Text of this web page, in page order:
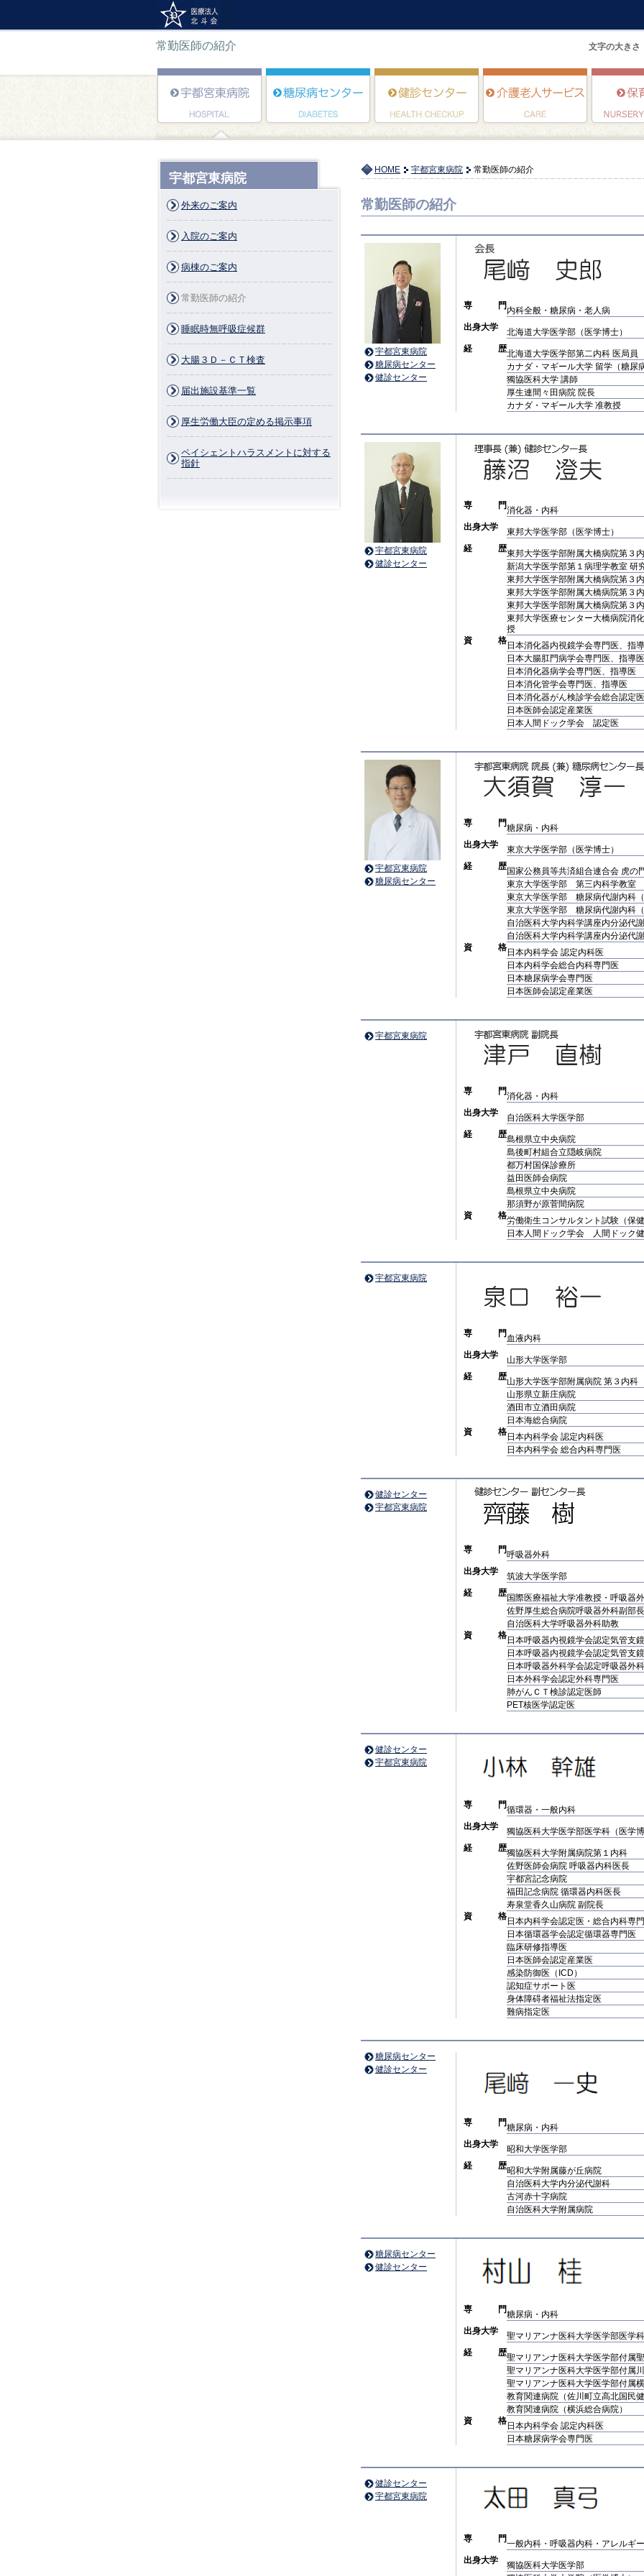
常勤医師の紹介 文字の大きさ
HOME 宇都宮東病院 常勤医師の紹介
常勤医師の紹介
宇都宮東病院
糖尿病センター
健診センター
専 門 内科全般・糖尿病・老人病
出身大学 北海道大学医学部（医学博士）
経 歴北海道大学医学部第二内科 医局員
カナダ・マギール大学 留学（糖尿
獨協医科大学 講師
厚生連間々田病院 院長
カナダ・マギール大学 准教授
宇都宮東病院
健診センター
専 門消化器・内科
出身大学 東邦大学医学部（医学博士）
経 歴東邦大学医学部附属大橋病院第３
新潟大学医学部第１病理学教室 研
東邦大学医学部附属大橋病院第３
東邦大学医学部附属大橋病院第３
東邦大学医学部附属大橋病院第３
東邦大学医療センター大橋病院消
授
資 格日本消化器内視鏡学会専門医、指
日本大腸肛門病学会専門医、指導医
日本消化器病学会専門医、指導医
日本消化管学会専門医、指導医
日本消化器がん検診学会総合認定
日本医師会認定産業医
日本人間ドック学会 認定医
宇都宮東病院
糖尿病センター
専 門糖尿病・内科
出身大学 東京大学医学部（医学博士）
経 歴国家公務員等共済組合連合会 虎の
東京大学医学部 第三内科学教室
東京大学医学部 糖尿病代謝内科（
東京大学医学部 糖尿病代謝内科（
自治医科大学内科学講座内分泌代
自治医科大学内科学講座内分泌代
資 格日本内科学会 認定内科医
日本内科学会総合内科専門医
日本糖尿病学会専門医
日本医師会認定産業医
宇都宮東病院
専 門消化器・内科
出身大学 自治医科大学医学部
経 歴島根県立中央病院
島後町村組合立隠岐病院
都万村国保診療所
益田医師会病院
島根県立中央病院
那須野が原菅間病院
資 格労働衛生コンサルタント試験（保健
日本人間ドック学会 人間ドック
宇都宮東病院
専 門 血液内科
出身大学 山形大学医学部
経 歴山形大学医学部附属病院 第３内科
山形県立新庄病院
酒田市立酒田病院
日本海総合病院
資 格日本内科学会 認定内科医
日本内科学会 総合内科専門医
健診センター
宇都宮東病院
専 門呼吸器外科
出身大学 筑波大学医学部
経 歴国際医療福祉大学准教授・呼吸器
佐野厚生総合病院呼吸器外科副部長
自治医科大学呼吸器外科助教
資 格日本呼吸器内視鏡学会認定気管支
日本呼吸器内視鏡学会認定気管支
日本呼吸器外科学会認定呼吸器外
日本外科学会認定外科専門医
肺がんＣＴ検診認定医師
PET核医学認定医
健診センター
宇都宮東病院
専 門循環器・一般内科
出身大学 獨協医科大学医学部医学科（医学博
経 歴獨協医科大学附属病院第１内科
佐野医師会病院 呼吸器内科医長
宇都宮記念病院
福田記念病院 循環器内科医長
寿泉堂香久山病院 副院長
資 格日本内科学会認定医・総合内科専
日本循環器学会認定循環器専門医
臨床研修指導医
日本医師会認定産業医
感染防御医（ICD）
認知症サポート医
身体障碍者福祉法指定医
難病指定医
糖尿病センター
健診センター
専 門糖尿病・内科
出身大学 昭和大学医学部
経 歴昭和大学附属藤が丘病院
自治医科大学内分泌代謝科
古河赤十字病院
自治医科大学附属病院
糖尿病センター
健診センター
専 門糖尿病・内科
出身大学 聖マリアンナ医科大学医学部医学科
経 歴聖マリアンナ医科大学医学部付属
聖マリアンナ医科大学医学部付属
聖マリアンナ医科大学医学部付属
教育関連病院（佐川町立高北国民健
教育関連病院（横浜総合病院）
資 格日本内科学会 認定内科医
日本糖尿病学会専門医
健診センター
宇都宮東病院
専 門一般内科・呼吸器内科・アレルギ
出身大学 獨協医科大学医学部
宇都宮東病院
外来のご案内
入院のご案内
病棟のご案内
常勤医師の紹介
睡眠時無呼吸症候群
大腸３Ｄ－ＣＴ検査
届出施設基準一覧
厚生労働大臣の定める掲示事項
ペイシェントハラスメントに対する
指針